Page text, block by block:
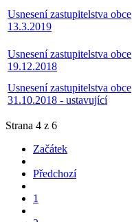
Usnesení zastupitelstva obce
13.3.2019
Usnesení zastupitelstva obce
19.12.2018
Usnesení zastupitelstva obce
31.10.2018 - ustavující
Strana 4 z 6
Začátek
Předchozí
1